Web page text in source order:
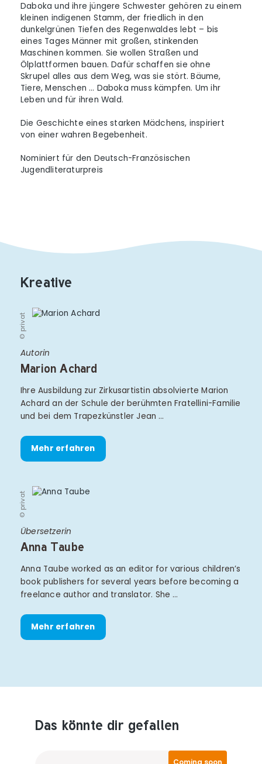
Daboka und ihre jüngere Schwester gehören zu einem
kleinen indigenen Stamm, der friedlich in den
dunkelgrünen Tiefen des Regenwaldes lebt – bis
eines Tages Männer mit großen, stinkenden
Maschinen kommen. Sie wollen Straßen und
Ölplattformen bauen. Dafür schaffen sie ohne
Skrupel alles aus dem Weg, was sie stört. Bäume,
Tiere, Menschen … Daboka muss kämpfen. Um ihr
Leben und für ihren Wald.
Die Geschichte eines starken Mädchens, inspiriert
von einer wahren Begebenheit.
Nominiert für den Deutsch-Französischen
Jugendliteraturpreis
Kreative
© privat
Autorin
Marion Achard
Ihre Ausbildung zur Zirkusartistin absolvierte Marion
Achard an der Schule der berühmten Fratellini-Familie
und bei dem Trapezkünstler Jean …
Mehr erfahren
© privat
Übersetzerin
Anna Taube
Anna Taube worked as an editor for various children’s
book publishers for several years before becoming a
freelance author and translator. She …
Mehr erfahren
Produktempfehlungen überspringen
Das könnte dir gefallen